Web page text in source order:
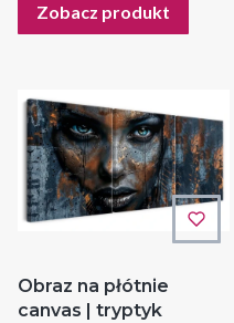
Zobacz produkt
Obraz na płótnie
canvas | tryptyk